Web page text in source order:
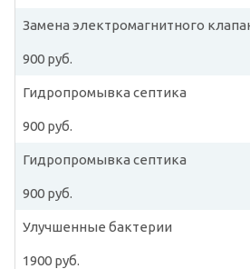
Замена электромагнитного
900 руб.
Гидропромывка септика
900 руб.
Гидропромывка септика
900 руб.
Улучшенные бактерии
1900 руб.